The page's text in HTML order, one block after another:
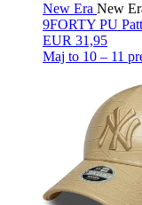
New Era New
9FORTY PU
EUR 31,95
Maj to 10 – 11